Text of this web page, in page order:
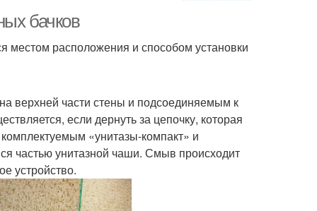
бачков
местом расположения и способом установки
верхней части стены и подсоединяемым к
если дернуть за цепочку, которая
«унитазы-компакт» и
частью унитазной чаши. Смыв происходит
устройство.